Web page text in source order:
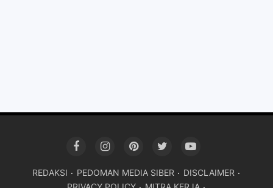
REDAKSI PEDOMAN MEDIA SIBER
DISCLAIMER